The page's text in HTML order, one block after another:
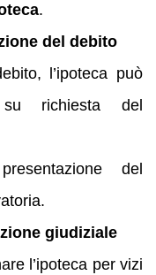
.
del debito
l’ipoteca può
richiesta del
del
giudiziale
l’ipoteca per vizi